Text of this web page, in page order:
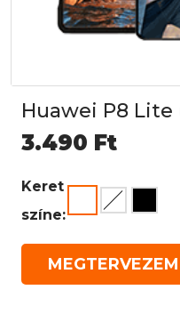
Huawei P8 Lite
3.490 Ft
Keret
színe: